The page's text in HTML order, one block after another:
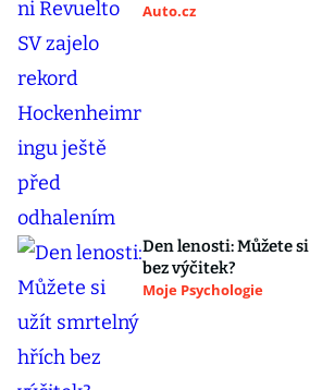
Auto.cz
Den lenosti: Můžete
bez výčitek?
Moje Psychologie